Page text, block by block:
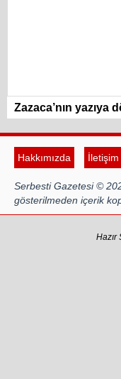
Zazaca’nın
Hakkımızda İletişim
Serbesti Gazetesi ©
gösterilmeden içerik
Hazır